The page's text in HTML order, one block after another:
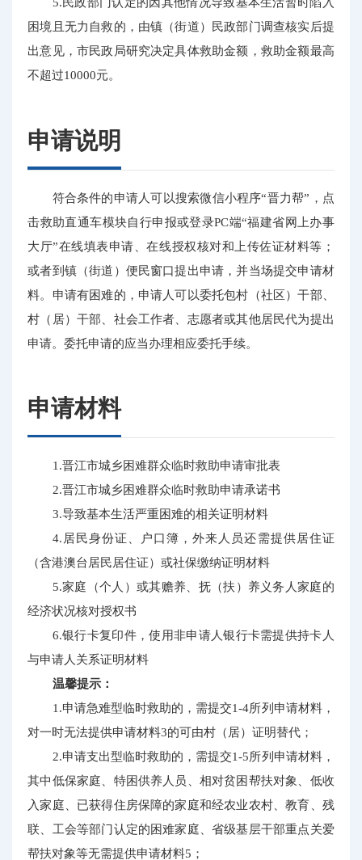
困境且无力自救的，由镇（街道）民政部门调查核实后提
出意见，市民政局研究决定具体救助金额，救助金额最高
不超过10000元。
申请说明
符合条件的申请人可以搜索微信小程序“晋力帮”，点
击救助直通车模块自行申报或登录PC端“福建省网上办事
大厅”在线填表申请、在线授权核对和上传佐证材料等；
或者到镇（街道）便民窗口提出申请，并当场提交申请材
料。申请有困难的，申请人可以委托包村（社区）干部、
村（居）干部、社会工作者、志愿者或其他居民代为提出
申请。委托申请的应当办理相应委托手续。
申请材料
1.晋江市城乡困难群众临时救助申请审批表
2.晋江市城乡困难群众临时救助申请承诺书
3.导致基本生活严重困难的相关证明材料
4.居民身份证、户口簿，外来人员还需提供居住证
（含港澳台居民居住证）或社保缴纳证明材料
5.家庭（个人）或其赡养、抚（扶）养义务人家庭的
经济状况核对授权书
6.银行卡复印件，使用非申请人银行卡需提供持卡人
与申请人关系证明材料
温馨提示：
1.申请急难型临时救助的，需提交1-4所列申请材料，
对一时无法提供申请材料3的可由村（居）证明替代；
2.申请支出型临时救助的，需提交1-5所列申请材料，
其中低保家庭、特困供养人员、相对贫困帮扶对象、低收
入家庭、已获得住房保障的家庭和经农业农村、教育、残
联、工会等部门认定的困难家庭、省级基层干部重点关爱
帮扶对象等无需提供申请材料5；